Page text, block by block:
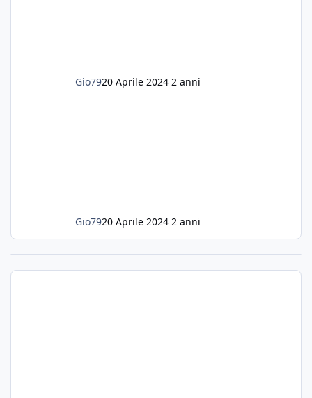
Gio7920 Aprile 2024 2 anni
Gio7920 Aprile 2024 2 anni